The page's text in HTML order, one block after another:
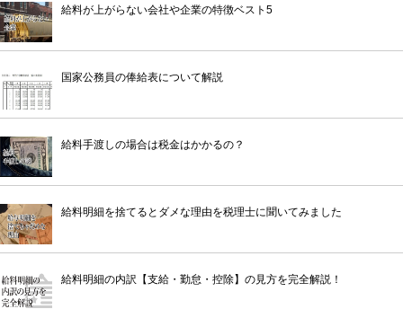
給料が上がらない会社や企業の特徴ベスト5
国家公務員の俸給表について解説
給料手渡しの場合は税金はかかるの？
給料明細を捨てるとダメな理由を税理士に聞いてみました
給料明細の内訳【支給・勤怠・控除】の見方を完全解説！